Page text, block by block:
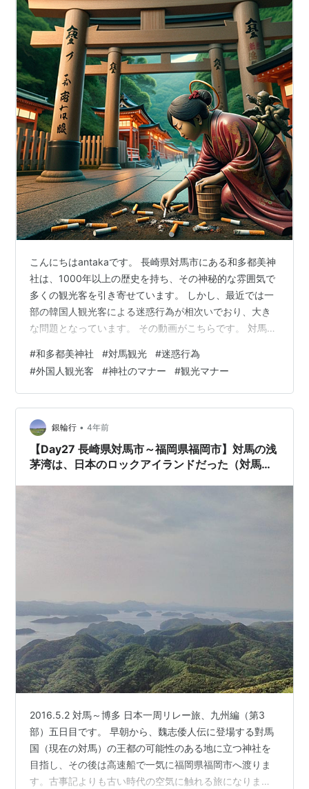
こんにちはantakaです。 長崎県対馬市にある和多都美神
社は、1000年以上の歴史を持ち、その神秘的な雰囲気で
多くの観光客を引き寄せています。 しかし、最近では一
部の韓国人観光客による迷惑行為が相次いでおり、大き
な問題となっています。 その動画がこちらです。 対馬の
注意も怒鳴り声…韓国人出入り禁止に暴行を受け警察沙
汰も神社の対応は妥当だと思うけど…韓国人と括ると差
別というけど、明らかに韓国人だけが禁止行為をしてい
た場合でも差別になるんでしょうか？
pic.twitter.com/2o5lYf116L — しの (@shinobiga404)…
#和多都美神社 #対馬観光 #迷惑行為
#外国人観光客 #神社のマナー #観光マナー
銀輪行 • 4年前
【Day27 長崎県対馬市～福岡県福岡市】対馬の浅
茅湾は、日本のロックアイランドだった（対馬
2016.5.2 対馬～博多 日本一周リレー旅、九州編（第3
部）五日目です。 早朝から、魏志倭人伝に登場する對馬
国（現在の対馬）の王都の可能性のある地に立つ神社を
目指し、その後は高速船で一気に福岡県福岡市へ渡りま
す。古事記よりも古い時代の空気に触れる旅になりまし